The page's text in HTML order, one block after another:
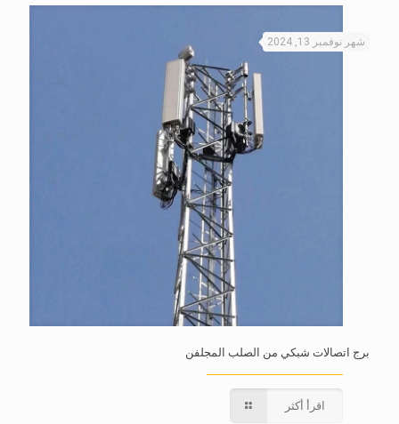
شهر نوفمبر 13, 2024
برج اتصالات شبكي من الصلب المجلفن
اقرأ أكثر